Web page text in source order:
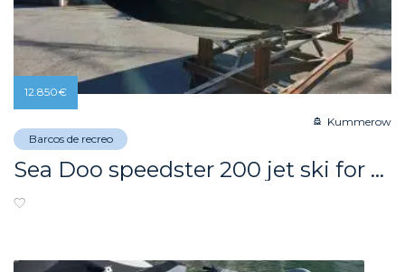
Barcos de recreo
Kummerow
Sea Doo speedster 200 jet ski for sale.
12.850€